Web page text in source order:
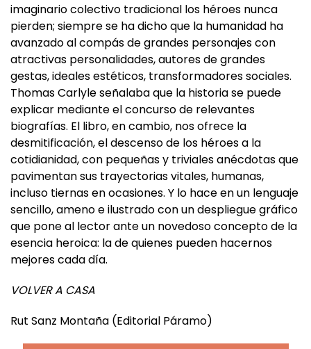
El título del libro anuncia una paradoja, porque en el
imaginario colectivo tradicional los héroes nunca
pierden; siempre se ha dicho que la humanidad ha
avanzado al compás de grandes personajes con
atractivas personalidades, autores de grandes
gestas, ideales estéticos, transformadores sociales.
Thomas Carlyle señalaba que la historia se puede
explicar mediante el concurso de relevantes
biografías. El libro, en cambio, nos ofrece la
desmitificación, el descenso de los héroes a la
cotidianidad, con pequeñas y triviales anécdotas que
pavimentan sus trayectorias vitales, humanas,
incluso tiernas en ocasiones. Y lo hace en un lenguaje
sencillo, ameno e ilustrado con un despliegue gráfico
que pone al lector ante un novedoso concepto de la
esencia heroica: la de quienes pueden hacernos
Rut Sanz Montaña (Editorial Páramo)